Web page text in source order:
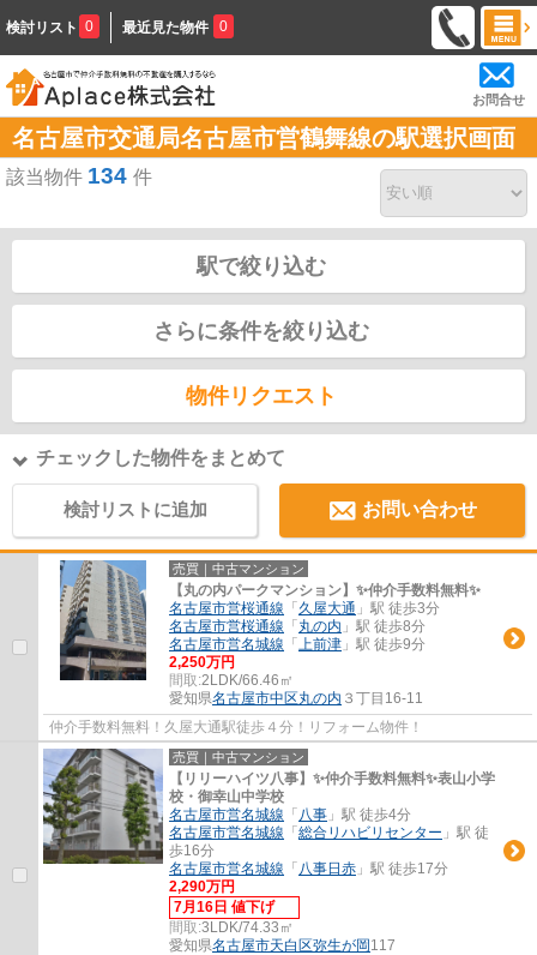
検討リスト 0 最近見た物件 0
お問合せ
名古屋市交通局名古屋市営鶴舞線の駅選択画面
該当物件 134 件
駅で絞り込む
さらに条件を絞り込む
物件リクエスト
チェックした物件をまとめて
検討リストに追加 お問い合わせ
売買｜中古マンション
【丸の内パークマンション】✨️仲介手数料無料✨️
名古屋市営桜通線 「 久屋大通 」駅 徒歩3分
名古屋市営桜通線 「 丸の内 」駅 徒歩8分
名古屋市営名城線 「 上前津 」駅 徒歩9分
2,250万円
間取:2LDK/66.46㎡
愛知県名古屋市中区丸の内 ３丁目16-11
仲介手数料無料！久屋大通駅徒歩４分！リフォーム物件！
売買｜中古マンション
【リリーハイツ八事】✨️仲介手数料無料✨️表山小学
校・御幸山中学校
名古屋市営名城線 「 八事 」駅 徒歩4分
名古屋市営名城線 「 総合リハビリセンター 」駅 徒
歩16分
名古屋市営名城線 「 八事日赤 」駅 徒歩17分
2,290万円
7月16日 値下げ
間取:3LDK/74.33㎡
愛知県名古屋市天白区弥生が岡 117